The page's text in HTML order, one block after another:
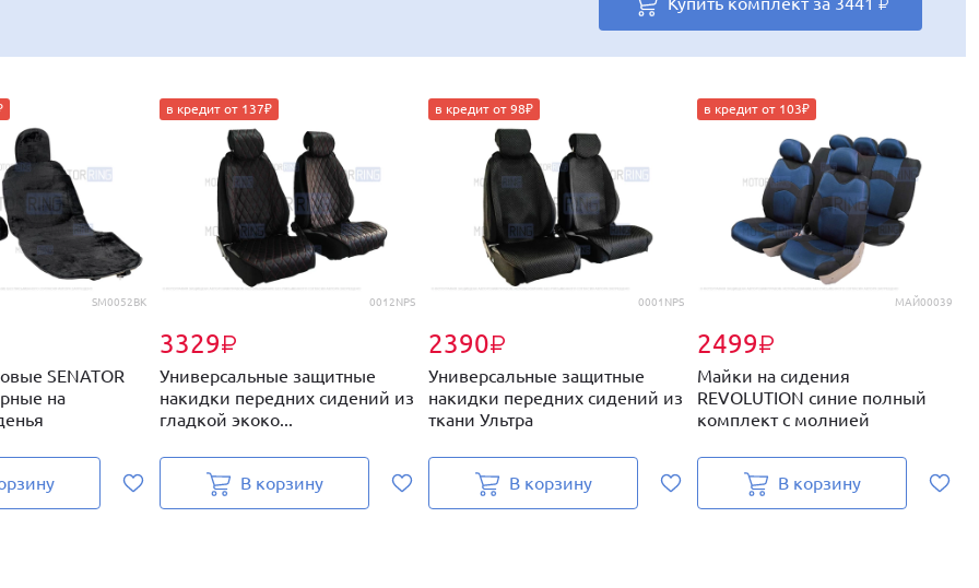
₽
₽
₽
₽
₽
₽
SM0052BK
SENATOR
на
0012NPS
3329₽
в кредит от 137₽
Универсальные защитные
накидки передних сидений из
гладкой экоко...
В корзину
0001NPS
2390₽
в кредит от 98₽
Универсальные защитные
накидки передних сидений из
ткани Ультра
В корзину
МАЙ00039
2499₽
в кредит от 103₽
Майки на сидения
REVOLUTION синие полный
комплект с молнией
В корзину